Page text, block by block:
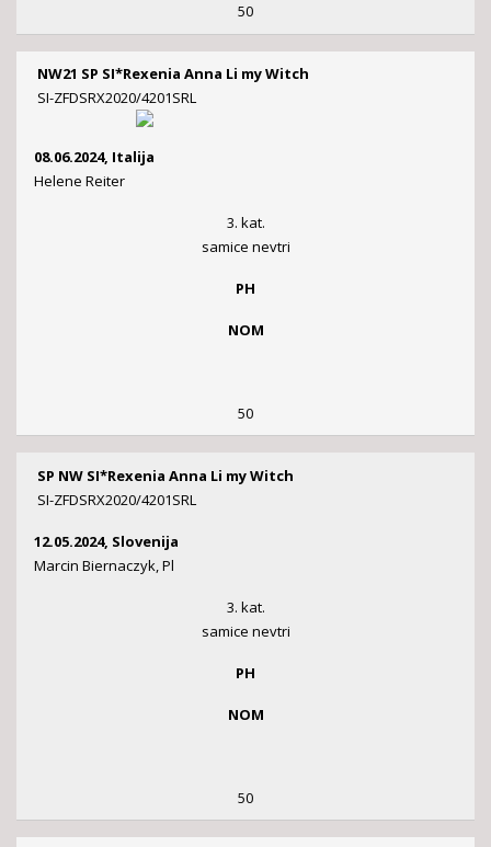
50
NW21 SP SI*Rexenia Anna Li my Witch
SI-ZFDSRX2020/4201SRL
08.06.2024, Italija
Helene Reiter
3. kat.
samice nevtri
PH
NOM
50
SP NW SI*Rexenia Anna Li my Witch
SI-ZFDSRX2020/4201SRL
12.05.2024, Slovenija
Marcin Biernaczyk, Pl
3. kat.
samice nevtri
PH
NOM
50